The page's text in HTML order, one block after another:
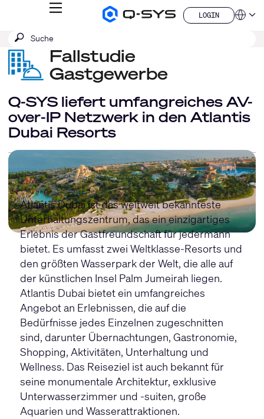
Q-
Produkte
Homepage
MENÜ
LOGIN
LOGIN
QSYS.com (English)
India (English)
Deutsch
Español
日本語
한국어
China (中文)
Suche
absenden
SUCHE
Fallstudie
Gastgewerbe
Q-SYS liefert umfangreiches AV-
over-IP Netzwerk in den Atlantis
Dubai Resorts
Atlantis Dubai ist das weltweit bekannteste
Unterhaltungszentrum, das ein einzigartiges
Erlebnis der Gastfreundschaft für jedermann
bietet. Es umfasst zwei Weltklasse-Resorts und
den größten Wasserpark der Welt, die alle auf
der künstlichen Insel Palm Jumeirah liegen.
Atlantis Dubai bietet ein umfangreiches
Angebot an Erlebnissen, die auf die
Bedürfnisse jedes Einzelnen zugeschnitten
sind, darunter Übernachtungen, Gastronomie,
Shopping, Aktivitäten, Unterhaltung und
Wellness. Das Reiseziel ist auch bekannt für
seine monumentale Architektur, exklusive
Unterwasserzimmer und -suiten, große
Aquarien und Wasserattraktionen.